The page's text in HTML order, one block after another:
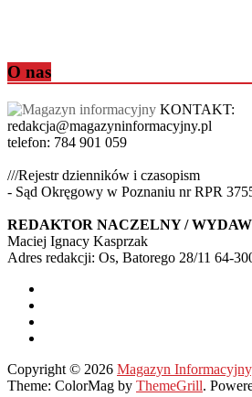
O nas
KONTAKT:
redakcja@magazyninformacyjny.pl
telefon: 784 901 059
///Rejestr dzienników i czasopism
- Sąd Okręgowy w Poznaniu nr RPR
REDAKTOR NACZELNY /
Maciej Ignacy Kasprzak
Adres redakcji: Os, Batorego 28/11 64-
Copyright © 2026 Magazyn Informacyjny
Theme: ColorMag by ThemeGrill.